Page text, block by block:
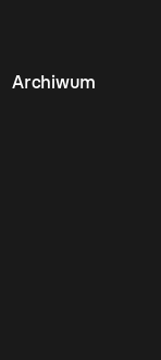
Archiwum